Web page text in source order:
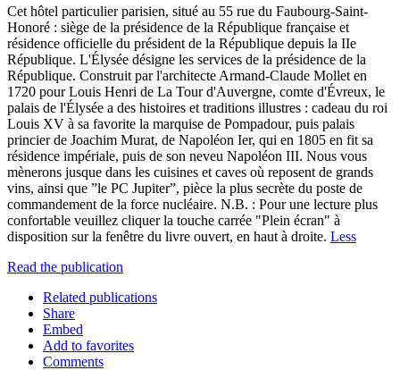
Cet hôtel particulier parisien, situé au 55 rue du Faubourg-Saint-
Honoré : siège de la présidence de la République française et
résidence officielle du président de la République depuis la IIe
République. L'Élysée désigne les services de la présidence de la
République. Construit par l'architecte Armand-Claude Mollet en
1720 pour Louis Henri de La Tour d'Auvergne, comte d'Évreux, le
palais de l'Élysée a des histoires et traditions illustres : cadeau du roi
Louis XV à sa favorite la marquise de Pompadour, puis palais
princier de Joachim Murat, de Napoléon Ier, qui en 1805 en fit sa
résidence impériale, puis de son neveu Napoléon III. Nous vous
mènerons jusque dans les cuisines et caves où reposent de grands
vins, ainsi que ”le PC Jupiter”, pièce la plus secrète du poste de
commandement de la force nucléaire. N.B. : Pour une lecture plus
confortable veuillez cliquer la touche carrée "Plein écran" à
disposition sur la fenêtre du livre ouvert, en haut à droite. Less
Read the publication
Related publications
Share
Embed
Add to favorites
Comments